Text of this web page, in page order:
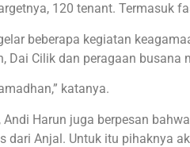
120 tenant. Termasuk
beberapa kegiatan
Dai Cilik dan peragaan busana
katanya.
Harun juga berpesan
dari Anjal. Untuk itu pihaknya